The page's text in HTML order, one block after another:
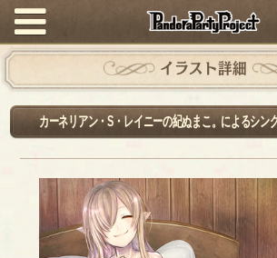
イラスト詳細
カーネリアン・S・レイニーの紀ぬまこ。によるシン